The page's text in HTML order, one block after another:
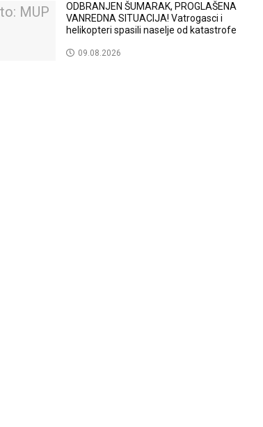
ODBRANJEN ŠUMARAK, PROGLAŠENA
VANREDNA SITUACIJA! Vatrogasci i
helikopteri spasili naselje od katastrofe
09.08.2026